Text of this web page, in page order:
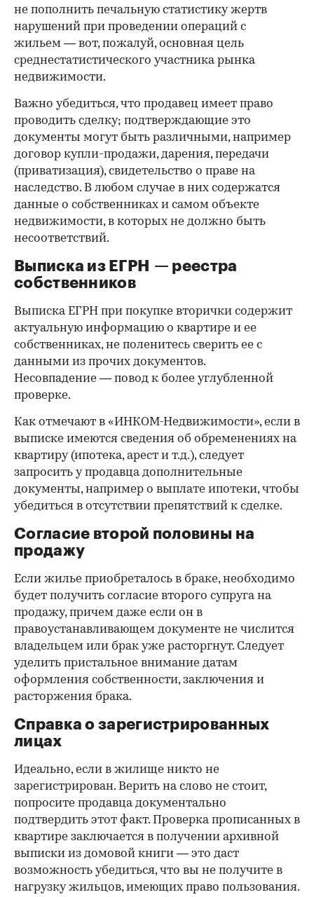
не пополнить печальную статистику жертв
нарушений при проведении операций с
жильем — вот, пожалуй, основная цель
среднестатистического участника рынка
недвижимости.
Важно убедиться, что продавец имеет право
проводить сделку; подтверждающие это
документы могут быть различными, например
договор купли-продажи, дарения, передачи
(приватизация), свидетельство о праве на
наследство. В любом случае в них содержатся
данные о собственниках и самом объекте
недвижимости, в которых не должно быть
несоответствий.
Выписка из ЕГРН — реестра
собственников
Выписка ЕГРН при покупке вторички содержит
актуальную информацию о квартире и ее
собственниках, не поленитесь сверить ее с
данными из прочих документов.
Несовпадение — повод к более углубленной
проверке.
Как отмечают в «ИНКОМ-Недвижимости», если в
выписке имеются сведения об обременениях на
квартиру (ипотека, арест и т.д.), следует
запросить у продавца дополнительные
документы, например о выплате ипотеки, чтобы
убедиться в отсутствии препятствий к сделке.
Согласие второй половины на
продажу
Если жилье приобреталось в браке, необходимо
будет получить согласие второго супруга на
продажу, причем даже если он в
правоустанавливающем документе не числится
владельцем или брак уже расторгнут. Следует
уделить пристальное внимание датам
оформления собственности, заключения и
расторжения брака.
Справка о зарегистрированных
лицах
Идеально, если в жилище никто не
зарегистрирован. Верить на слово не стоит,
попросите продавца документально
подтвердить этот факт. Проверка прописанных в
квартире заключается в получении архивной
выписки из домовой книги — это даст
возможность убедиться, что вы не получите в
нагрузку жильцов, имеющих право пользования.